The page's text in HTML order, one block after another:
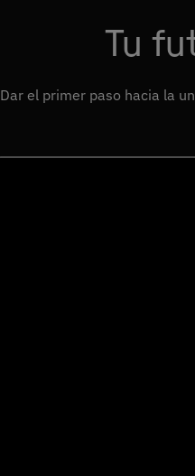
Tu
Dar el primer paso hacia la